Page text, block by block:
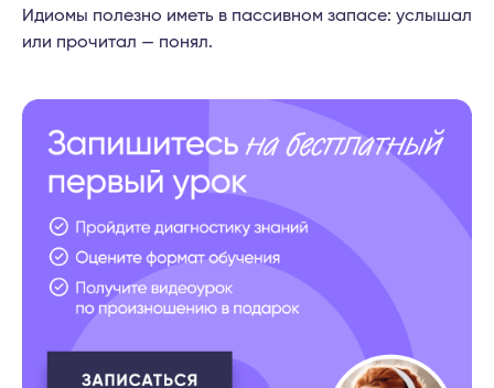
Идиомы полезно иметь в пассивном запасе: услышал
или прочитал — понял.